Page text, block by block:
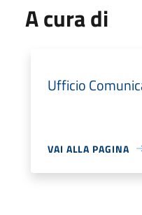
A cura di
Ufficio
VAI ALLA PAGINA